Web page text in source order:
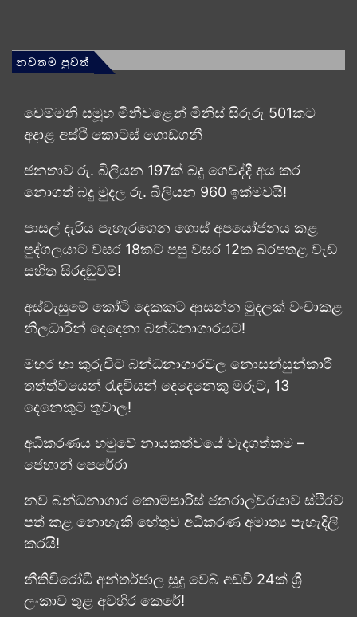
නවතම පුවත්
චෙම්මනි සමූහ මිනීවළෙන් මිනිස් සිරුරු 501කට
අදාළ අස්ථි කොටස් ගොඩගනී
ජනතාව රු. බිලියන 197ක් බදු ගෙවද්දී අය කර
නොගත් බදු මුදල රු. බිලියන 960 ඉක්මවයි!
පාසල් දැරිය පැහැරගෙන ගොස් අපයෝජනය කළ
පුද්ගලයාට වසර 18කට පසු වසර 12ක බරපතළ වැඩ
සහිත සිරදඬුවම්!
අස්වැසුමේ කෝටි දෙකකට ආසන්න මුදලක් වංචාකළ
නිලධාරීන් දෙදෙනා බන්ධනාගාරයට!
මහර හා කුරුවිට බන්ධනාගාරවල නොසන්සුන්කාරී
තත්ත්වයෙන් රැඳවියන් දෙදෙනෙකු මරුට, 13
දෙනෙකුට තුවාල!
අධිකරණය හමුවේ නායකත්වයේ වැදගත්කම –
ජෙහාන් පෙරේරා
නව බන්ධනාගාර කොමසාරිස් ජනරාල්වරයාව ස්ථිරව
පත් කළ නොහැකි හේතුව අධිකරණ අමාත්‍ය පැහැදිලි
කරයි!
නීතිවිරෝධී අන්තර්ජාල සූදු වෙබ් අඩවි 24ක් ශ්‍රී
ලංකාව තුළ අවහිර කෙරේ!